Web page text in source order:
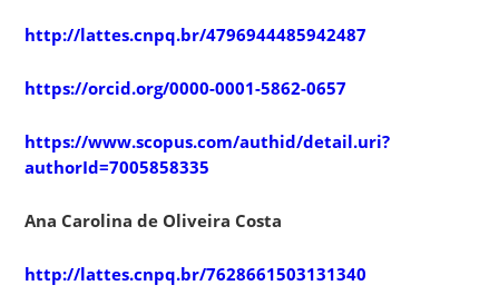
http://lattes.cnpq.br/4796944485942487
https://orcid.org/0000-0001-5862-0657
https://www.scopus.com/authid/detail.uri?
authorId=7005858335
Ana Carolina de Oliveira Costa
http://lattes.cnpq.br/7628661503131340